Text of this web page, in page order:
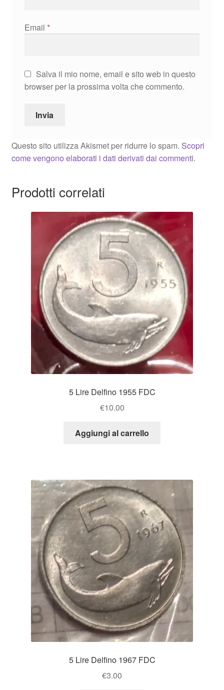
Email *
Salva il mio nome, email e sito web in questo
browser per la prossima volta che commento.
Questo sito utilizza Akismet per ridurre lo spam. Scopri
come vengono elaborati i dati derivati dai commenti.
Prodotti correlati
5 Lire Delfino 1955 FDC
€10.00
Aggiungi al carrello
5 Lire Delfino 1967 FDC
€3.00